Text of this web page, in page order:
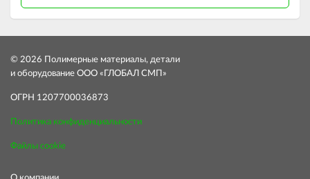
© 2026 Полимерные материалы, детали
и оборудование ООО «ГЛОБАЛ СМП»
ОГРН 1207700036873
Политика конфиденциальности
Файлы cookie